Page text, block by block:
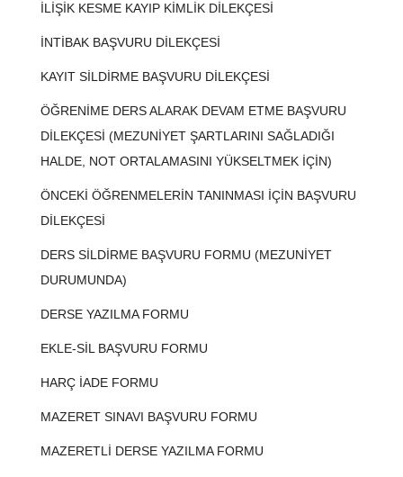
İLİŞİK KESME KAYIP KİMLİK DİLEKÇESİ
İNTİBAK BAŞVURU DİLEKÇESİ
KAYIT SİLDİRME BAŞVURU DİLEKÇESİ
ÖĞRENİME DERS ALARAK DEVAM ETME BAŞVURU
DİLEKÇESİ (MEZUNİYET ŞARTLARINI SAĞLADIĞI
HALDE, NOT ORTALAMASINI YÜKSELTMEK İÇİN)
ÖNCEKİ ÖĞRENMELERİN TANINMASI İÇİN BAŞVURU
DİLEKÇESİ
DERS SİLDİRME BAŞVURU FORMU (MEZUNİYET
DURUMUNDA)
DERSE YAZILMA FORMU
EKLE-SİL BAŞVURU FORMU
HARÇ İADE FORMU
MAZERET SINAVI BAŞVURU FORMU
MAZERETLİ DERSE YAZILMA FORMU